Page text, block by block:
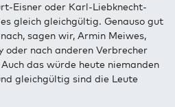
Eisner oder Karl-Liebknecht-
gleich gleichgültig. Genauso gut
sagen wir, Armin Meiwes,
oder nach anderen Verbrecher
das würde heute niemanden
gleichgültig sind die Leute